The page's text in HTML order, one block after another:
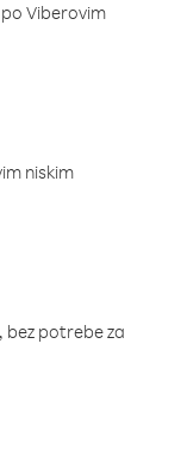
Viberovim
niskim
bez potrebe za